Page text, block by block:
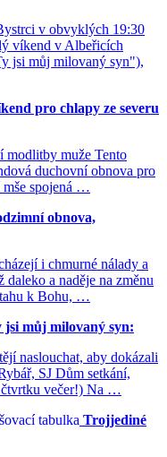
v obvyklých 19:30
víkend v Albeřicích
jsi můj milovaný syn"),
pro chlapy ze severu
modlitby muže Tento
duchovní obnova pro
mše spojená …
obnova,
i chmurné nálady a
a naděje na změnu
k Bohu, …
jsi můj milovaný syn:
naslouchat, aby dokázali
SJ Dům setkání,
čtvrtku večer!) Na …
tabulka Trojjediné